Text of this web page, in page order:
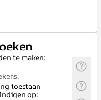
te maken:
toestaan
op: